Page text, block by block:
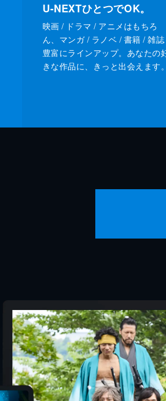
U-NEXTひとつでOK。
映画 / ドラマ / アニメはもちろ
ん、マンガ / ラノベ / 書籍 / 雑誌
豊富にラインアップ。あなたの
きな作品に、きっと出会えます。